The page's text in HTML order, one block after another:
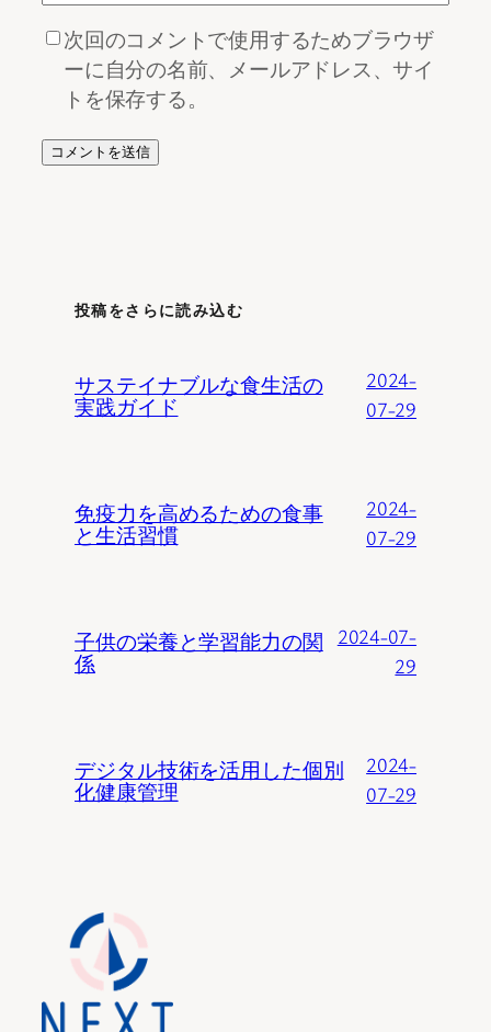
次回のコメントで使用するためブラウザ
ーに自分の名前、メールアドレス、サイ
トを保存する。
投稿をさらに読み込む
サステイナブルな食生活の
実践ガイド
2024-
07-29
免疫力を高めるための食事
と生活習慣
2024-
07-29
子供の栄養と学習能力の関
係
2024-07-
29
デジタル技術を活用した個別
化健康管理
2024-
07-29